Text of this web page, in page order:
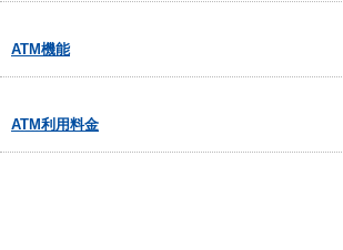
ATM機能
ATM利用料金